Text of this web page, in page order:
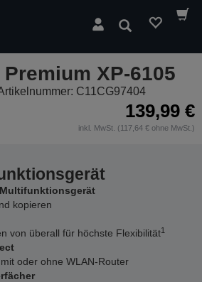
Suchen
XP-6105
C11CG97404
139,99 €
inkl. MwSt. (117,64 € ohne MwSt.)
kopieren
von überall für höchste Flexibilität1
oder ohne WLAN-Router